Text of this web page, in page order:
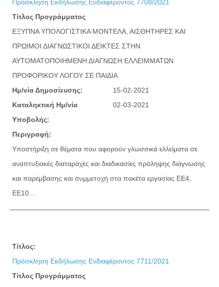
Πρόσκληση Εκδήλωσης Ενδιαφέροντος 7708/2021
Τίτλος Προγράμματος
ΕΞΥΠΝΑ ΥΠΟΛΟΓΙΣΤΙΚΑ ΜΟΝΤΕΛΑ, ΑΙΣΘΗΤΗΡΕΣ ΚΑΙ
ΠΡΩΙΜΟΙ ΔΙΑΓΝΩΣΤΙΚΟΙ ΔΕΙΚΤΕΣ ΣΤΗΝ
ΑΥΤΟΜΑΤΟΠΟΙΗΜΕΝΗ ΔΙΑΓΝΩΣΗ ΕΛΛΕΙΜΜΑΤΩΝ
ΠΡΟΦΟΡΙΚΟΥ ΛΟΓΟΥ ΣΕ ΠΑΙΔΙΑ
Ημ/νία Δημοσίευσης:
15-02-2021
Καταληκτική Ημ/νία
Υποβολής:
02-03-2021
Περιγραφή:
Υποστήριξη σε θέματα που αφορούν γλωσσικά ελλείματα σε
αναπτυξιακές διαταραχές και διαδικασίες πρόληψης διάγνωσης
και παρέμβασης και συμμετοχή στα πακέτα εργασίας ΕΕ4,
ΕΕ10....
Τίτλος:
Πρόσκληση Εκδήλωσης Ενδιαφέροντος 7711/2021
Τίτλος Προγράμματος